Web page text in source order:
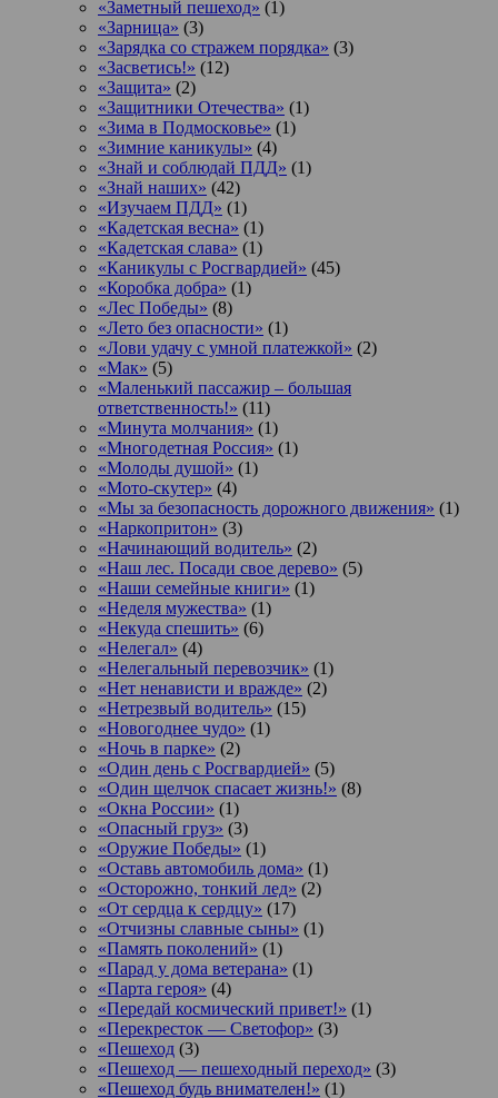
«Заметный пешеход» (1)
«Зарница» (3)
«Зарядка со стражем порядка» (3)
«Засветись!» (12)
«Защита» (2)
«Защитники Отечества» (1)
«Зима в Подмосковье» (1)
«Зимние каникулы» (4)
«Знай и соблюдай ПДД» (1)
«Знай наших» (42)
«Изучаем ПДД» (1)
«Кадетская весна» (1)
«Кадетская слава» (1)
«Каникулы с Росгвардией» (45)
«Коробка добра» (1)
«Лес Победы» (8)
«Лето без опасности» (1)
«Лови удачу с умной платежкой» (2)
«Мак» (5)
«Маленький пассажир – большая
ответственность!» (11)
«Минута молчания» (1)
«Многодетная Россия» (1)
«Молоды душой» (1)
«Мото-скутер» (4)
«Мы за безопасность дорожного движения» (1)
«Наркопритон» (3)
«Начинающий водитель» (2)
«Наш лес. Посади свое дерево» (5)
«Наши семейные книги» (1)
«Неделя мужества» (1)
«Некуда спешить» (6)
«Нелегал» (4)
«Нелегальный перевозчик» (1)
«Нет ненависти и вражде» (2)
«Нетрезвый водитель» (15)
«Новогоднее чудо» (1)
«Ночь в парке» (2)
«Один день с Росгвардией» (5)
«Один щелчок спасает жизнь!» (8)
«Окна России» (1)
«Опасный груз» (3)
«Оружие Победы» (1)
«Оставь автомобиль дома» (1)
«Осторожно, тонкий лед» (2)
«От сердца к сердцу» (17)
«Отчизны славные сыны» (1)
«Память поколений» (1)
«Парад у дома ветерана» (1)
«Парта героя» (4)
«Передай космический привет!» (1)
«Перекресток — Светофор» (3)
«Пешеход (3)
«Пешеход — пешеходный переход» (3)
«Пешеход будь внимателен!» (1)